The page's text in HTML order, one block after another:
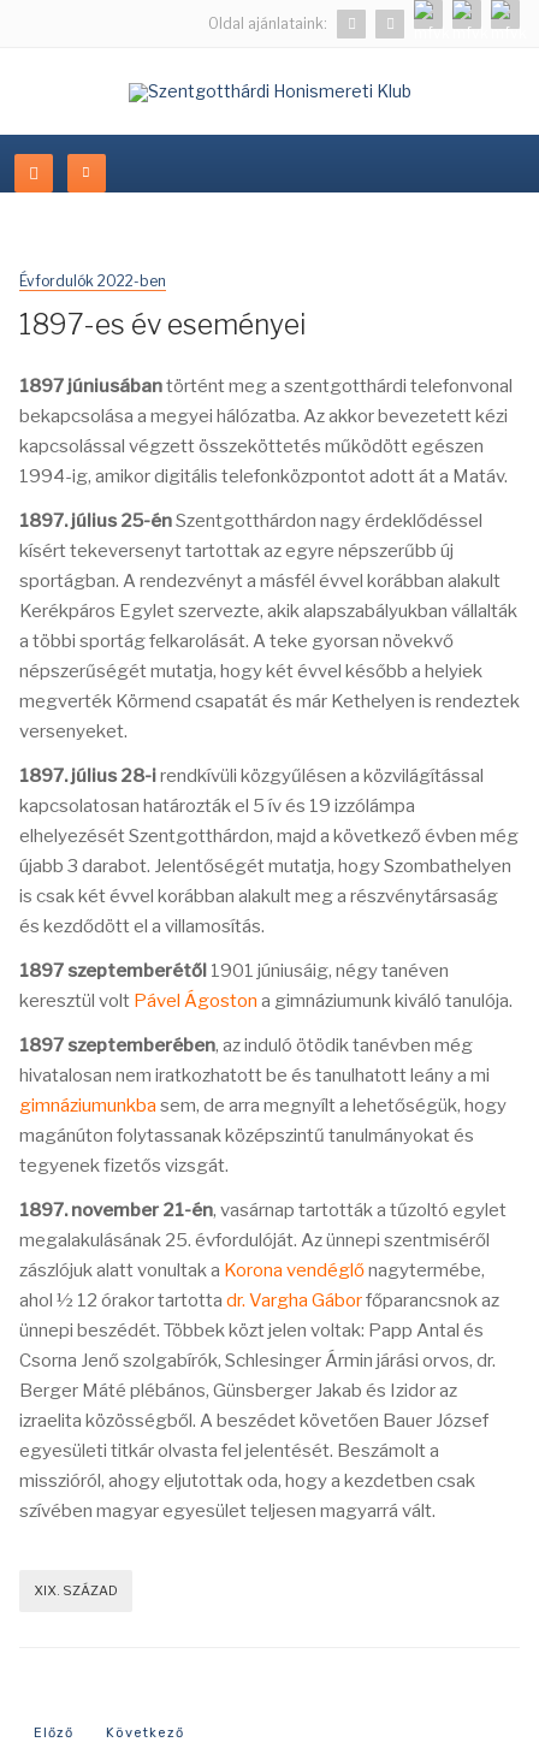
Oldal ajánlataink:
Évfordulók 2022-ben
1897-es év eseményei
1897 júniusábantörtént meg a szentgotthárdi telefonvonal
bekapcsolása a megyei hálózatba. Az akkor bevezetett kézi
kapcsolással végzett összeköttetés működött egészen
1994-ig, amikor digitális telefonközpontot adott át a Matáv.
1897. július 25-énSzentgotthárdon nagy érdeklődéssel
kísért tekeversenyt tartottak az egyre népszerűbb új
sportágban. A rendezvényt a másfél évvel korábban alakult
Kerékpáros Egylet szervezte, akik alapszabályukban vállalták
a többi sportág felkarolását. A teke gyorsan növekvő
népszerűségét mutatja, hogy két évvel később a helyiek
megverték Körmend csapatát és már Kethelyen is rendeztek
versenyeket.
1897. július 28-irendkívüli közgyűlésen a közvilágítással
kapcsolatosan határozták el 5 ív és 19 izzólámpa
elhelyezését Szentgotthárdon, majd a következő évben még
újabb 3 darabot. Jelentőségét mutatja, hogy Szombathelyen
is csak két évvel korábban alakult meg a részvénytársaság
és kezdődött el a villamosítás.
1897 szeptemberétől 1901 júniusáig, négy tanéven
keresztül volt Pável Ágoston a gimnáziumunk kiváló tanulója.
1897 szeptemberében, az induló ötödik tanévben még
hivatalosan nem iratkozhatott be és tanulhatott leány a mi
gimnáziumunkba sem, de arra megnyílt a lehetőségük, hogy
magánúton folytassanak középszintű tanulmányokat és
tegyenek fizetős vizsgát.
1897. november 21-én, vasárnap tartották a tűzoltó egylet
megalakulásának 25. évfordulóját. Az ünnepi szentmiséről
zászlójuk alatt vonultak a Korona vendéglőnagytermébe,
ahol ½ 12 órakor tartotta dr. Vargha Gáborfőparancsnok az
ünnepi beszédét. Többek közt jelen voltak: Papp Antal és
Csorna Jenő szolgabírók, Schlesinger Ármin járási orvos, dr.
Berger Máté plébános, Günsberger Jakab és Izidor az
izraelita közösségből. A beszédet követően Bauer József
egyesületi titkár olvasta fel jelentését. Beszámolt a
misszióról, ahogy eljutottak oda, hogy a kezdetben csak
szívében magyar egyesület teljesen magyarrá vált.
XIX. SZÁZAD
Előző cikk: 1902-es év eseményei
Előző Következő cikk: 1892-es év eseményei
Következő